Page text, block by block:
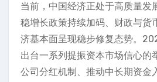
当前，中国经济正处于高质量发
稳增长政策持续加码、财政与货
济基本面呈现稳步修复态势。
出台一系列提振资本市场信心的
公司分红机制、推动中长期资金